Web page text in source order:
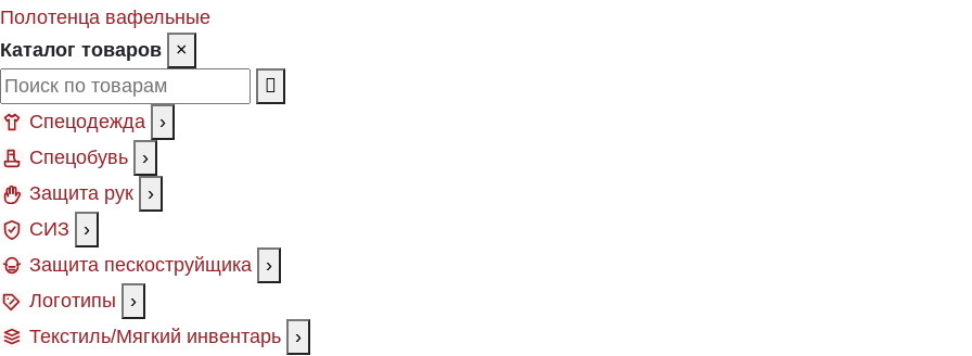
Полотенца вафельные
Каталог товаров
×
Спецодежда
›
Спецобувь
›
Защита рук
›
СИЗ
›
Защита пескоструйщика
›
Логотипы
›
Текстиль/Мягкий инвентарь
›